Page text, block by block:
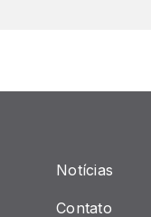
Notícias
Contato